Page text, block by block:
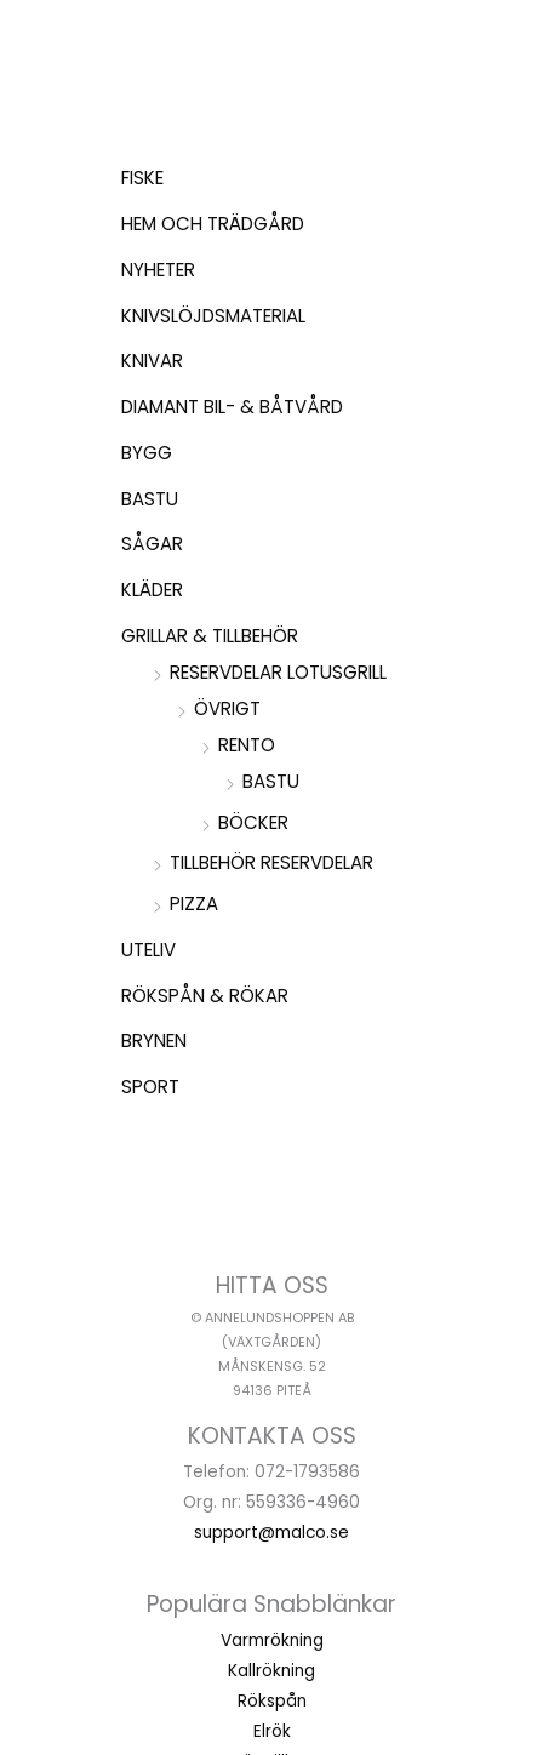
FISKE
HEM OCH TRÄDGÅRD
NYHETER
KNIVSLÖJDSMATERIAL
KNIVAR
DIAMANT BIL- & BÅTVÅRD
BYGG
BASTU
SÅGAR
KLÄDER
GRILLAR & TILLBEHÖR
RESERVDELAR LOTUSGRILL
ÖVRIGT
RENTO
BASTU
BÖCKER
TILLBEHÖR RESERVDELAR
PIZZA
UTELIV
RÖKSPÅN & RÖKAR
BRYNEN
SPORT
HITTA OSS
© ANNELUNDSHOPPEN AB
(VÄXTGÅRDEN)
MÅNSKENSG. 52
94136 PITEÅ
KONTAKTA OSS
Telefon: 072-1793586
Org. nr: 559336-4960
support@malco.se
Populära Snabblänkar
Varmrökning
Kallrökning
Rökspån
Elrök